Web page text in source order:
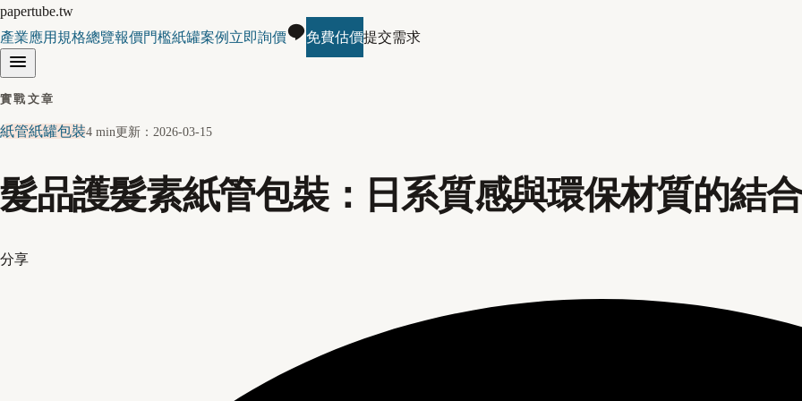
papertube.tw
產業應用 規格總覽報價門檻紙罐案例 立即詢價 免費估價提交需求
實戰文章
紙管紙罐包裝4 min更新： 2026-03-15
髮品護髮素紙管包裝：日系質感與環保材質的結合
分享